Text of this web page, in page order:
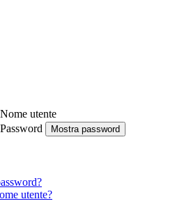
Nome utente
Password
Mostra password
utente?